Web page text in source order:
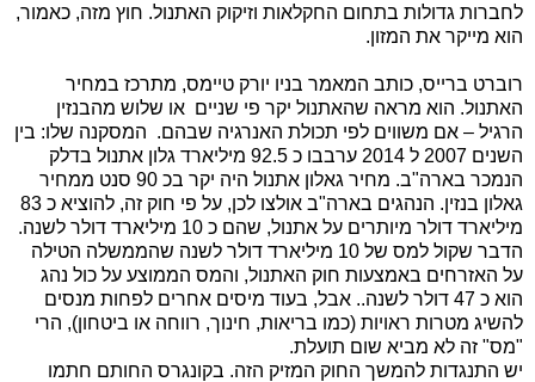
לחברות גדולות בתחום החקלאות וזיקוק האתנול. חוץ מזה, כאמור,
הוא מייקר את המזון.
רוברט ברייס, כותב המאמר בניו יורק טיימס, מתרכז במחיר
האתנול. הוא מראה שהאתנול יקר פי שניים או שלוש מהבנזין
הרגיל – אם משווים לפי תכולת האנרגיה שבהם. המסקנה שלו: בין
השנים 2007 ל 2014 ערבבו כ 92.5 מיליארד גלון אתנול בדלק
הנמכר בארה"ב. מחיר גאלון אתנול היה יקר בכ 90 סנט ממחיר
גאלון בנזין. הנהגים בארה"ב אולצו לכן, על פי חוק זה, להוציא כ 83
מיליארד דולר מיותרים על אתנול, שהם כ 10 מיליארד דולר לשנה.
הדבר שקול למס של 10 מיליארד דולר לשנה שהממשלה הטילה
על האזרחים באמצעות חוק האתנול, והמס הממוצע על כול נהג
הוא כ 47 דולר לשנה.. אבל, בעוד מיסים אחרים לפחות מנסים
להשיג מטרות ראויות (כמו בריאות, חינוך, רווחה או ביטחון), הרי
"מס" זה לא מביא שום תועלת.
יש התנגדות להמשך החוק המזיק הזה. בקונגרס החותם חתמו